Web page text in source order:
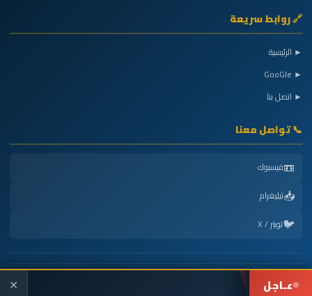
عـاجل ✕
🔗 روابط سريعة
► الرئيسية
► GooGle
► اتصل بنا
📞 تواصل معنا
📼فيسبوك
📥تيليغرام
🐦تويتر / X
Powered by